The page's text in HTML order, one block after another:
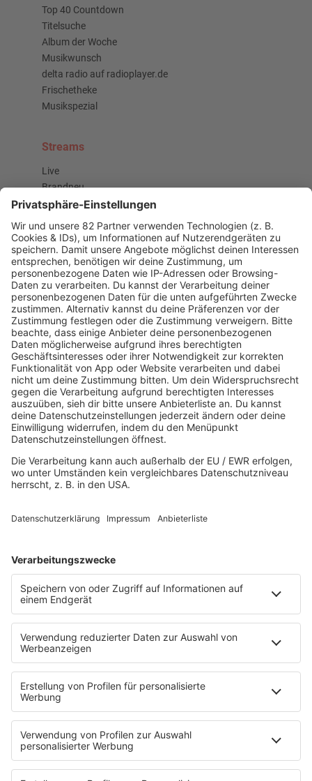
Top 40 Countdown
Titelsuche
Album der Woche
Musikwunsch
delta radio auf radioplayer.de
Frischetheke
Musikspezial
Streams
Live
Brandneu
Buzz Beat Boutique
Country
Chartbuster der Woche
Der beste Rockpop reloaded
Deutsch
Deutschrap Klassiker
EDM Dancefloor
Good Vibes
I Love Hamburg
Mallorca Party
Mitsingen
Top 100 Deutschrap
Top 100 Dance
Top 100 Party
Sommer
Unplugged
TikTok Hittracks
Uptempo Banger
Programm
Aktuelles
Zum Nachhören
Nachrichten
Wetter
Blitzer & Verkehr
Programmübersicht
Team
Podcasts
Access All Areas
delta Backstage
Jahrhundertgeschichten